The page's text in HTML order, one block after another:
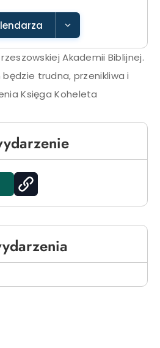
Akademii Biblijnej.
trudna, przenikliwa i
Księga Koheleta